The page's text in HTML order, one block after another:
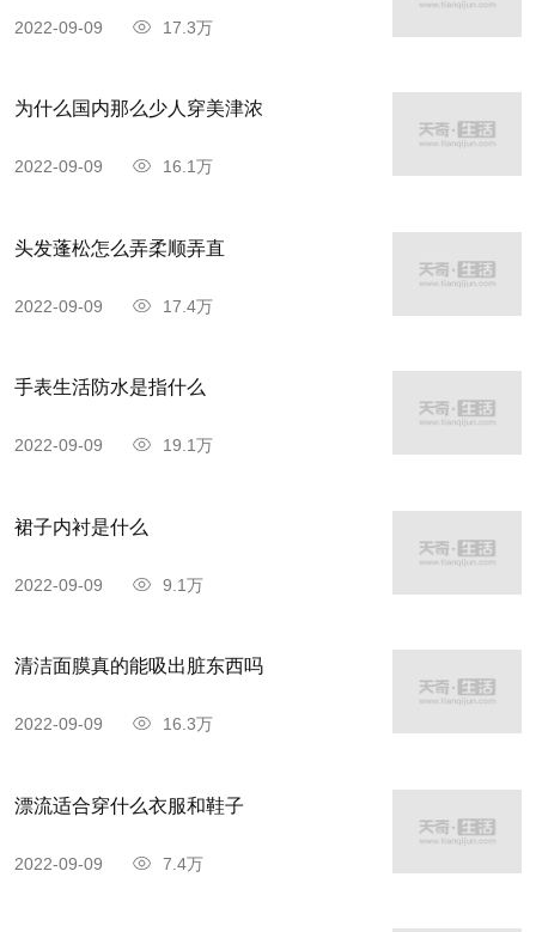
2022-09-09 17.3万
为什么国内那么少人穿美津浓
2022-09-09 16.1万
头发蓬松怎么弄柔顺弄直
2022-09-09 17.4万
手表生活防水是指什么
2022-09-09 19.1万
裙子内衬是什么
2022-09-09 9.1万
清洁面膜真的能吸出脏东西吗
2022-09-09 16.3万
漂流适合穿什么衣服和鞋子
2022-09-09 7.4万